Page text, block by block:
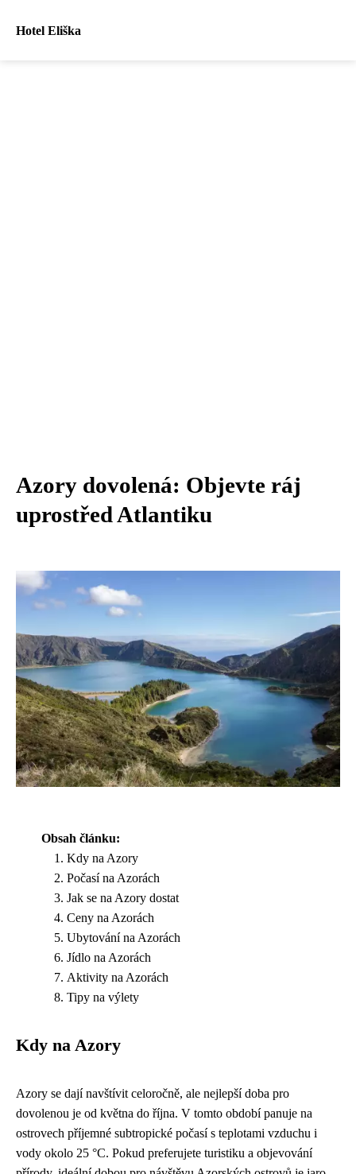
Hotel Eliška
Azory dovolená: Objevte ráj
uprostřed Atlantiku
Obsah článku:
Kdy na Azory
Počasí na Azorách
Jak se na Azory dostat
Ceny na Azorách
Ubytování na Azorách
Jídlo na Azorách
Aktivity na Azorách
Tipy na výlety
Kdy na Azory
Azory se dají navštívit celoročně, ale nejlepší doba pro
dovolenou je od května do října. V tomto období panuje na
ostrovech příjemné subtropické počasí s teplotami vzduchu i
vody okolo 25 °C. Pokud preferujete turistiku a objevování